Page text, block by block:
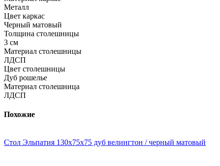
Металл
Цвет каркас
Черный матовый
Толщина столешницы
3 см
Материал столешницы
ЛДСП
Цвет столешницы
Дуб рошелье
Материал столешница
ЛДСП
Похожие
Стол Эльпатия 130х75х75 дуб велингтон / черный матовый